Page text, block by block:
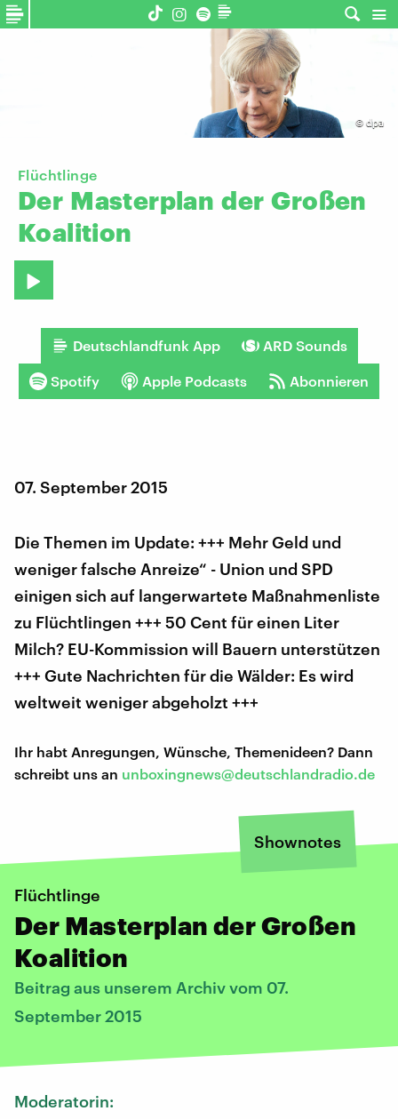
© dpa
Flüchtlinge
Der Masterplan der Großen
Koalition
Deutschlandfunk App ARD Sounds
Spotify Apple Podcasts Abonnieren
07. September 2015
Die Themen im Update: +++ Mehr Geld und
weniger falsche Anreize“ - Union und SPD
einigen sich auf langerwartete Maßnahmenliste
zu Flüchtlingen +++ 50 Cent für einen Liter
Milch? EU-Kommission will Bauern unterstützen
+++ Gute Nachrichten für die Wälder: Es wird
weltweit weniger abgeholzt +++
Ihr habt Anregungen, Wünsche, Themenideen? Dann
schreibt uns an unboxingnews@deutschlandradio.de
Shownotes
Flüchtlinge
Der Masterplan der Großen
Koalition
Beitrag aus unserem Archiv vom 07.
September 2015
Moderatorin: